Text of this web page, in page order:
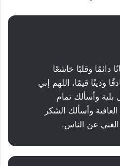
دائمًا وقلبًا خاشعًا
ودينًا قيمًا، اللهم إني
بلية وأسألك تمام
وأسألك الشكر
الغنى عن الناس.